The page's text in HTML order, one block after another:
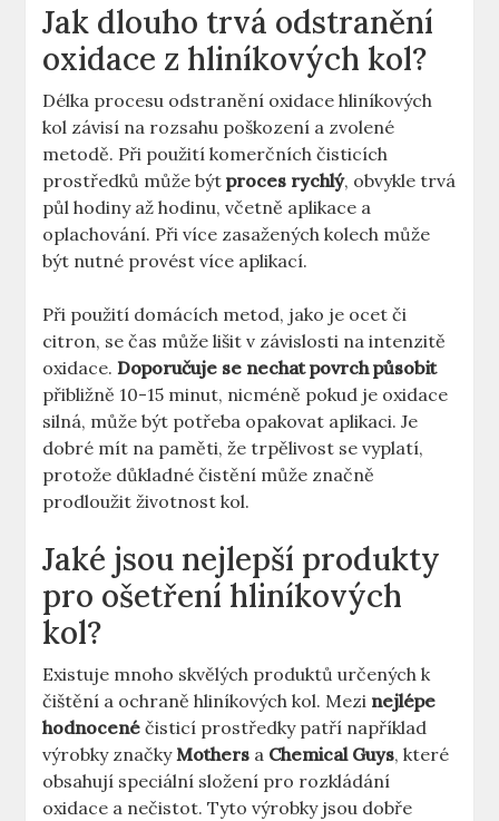
Jak dlouho trvá odstranění
oxidace z hliníkových kol?
Délka procesu odstranění oxidace hliníkových
kol závisí na rozsahu poškození a zvolené
metodě. Při použití komerčních čisticích
prostředků může býtproces rychlý, obvykle trvá
půl hodiny až hodinu, včetně aplikace a
oplachování. Při více zasažených kolech může
být nutné provést více aplikací.
Při použití domácích metod, jako je ocet či
citron, se čas může lišit v závislosti na intenzitě
oxidace.Doporučuje se nechat povrch působit
přibližně 10-15 minut, nicméně pokud je oxidace
silná, může být potřeba opakovat aplikaci. Je
dobré mít na paměti, že trpělivost se vyplatí,
protože důkladné čistění může značně
prodloužit životnost kol.
Jaké jsou nejlepší produkty
pro ošetření hliníkových
kol?
Existuje mnoho skvělých produktů určených k
čištění a ochraně hliníkových kol. Mezi nejlépe
hodnocené čisticí prostředky patří například
výrobky značkyMothers a Chemical Guys, které
obsahují speciální složení pro rozkládání
oxidace a nečistot. Tyto výrobky jsou dobře